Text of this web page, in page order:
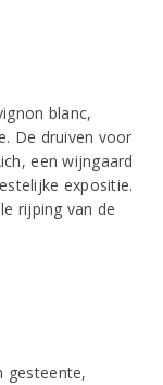
blanc,
De druiven voor
een wijngaard
expositie.
rijping van de
gesteente,